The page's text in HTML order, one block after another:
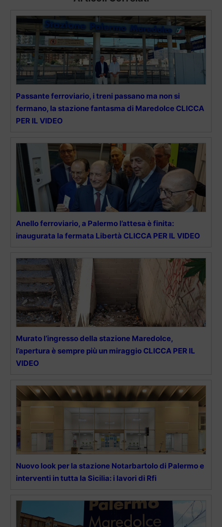
Passante ferroviario, i treni passano ma non si
fermano, la stazione fantasma di Maredolce CLICCA
PER IL VIDEO
Anello ferroviario, a Palermo l’attesa è finita:
inaugurata la fermata Libertà CLICCA PER IL VIDEO
Murato l’ingresso della stazione Maredolce,
l’apertura è sempre più un miraggio CLICCA PER IL
VIDEO
Nuovo look per la stazione Notarbartolo di Palermo e
interventi in tutta la Sicilia: i lavori di Rfi